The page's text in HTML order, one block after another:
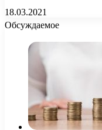
18.03.2021
Обсуждаемое